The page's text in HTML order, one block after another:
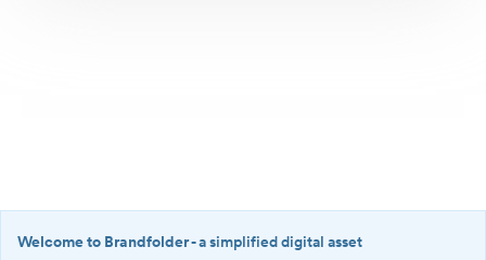
Welcome to Brandfolder- a simplified digital asset